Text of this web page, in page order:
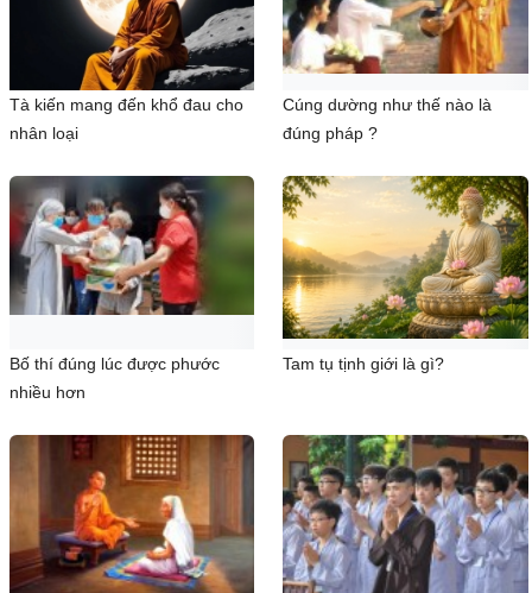
Tà kiến mang đến khổ đau cho
nhân loại
Cúng dường như thế nào là
đúng pháp ?
Bố thí đúng lúc được phước
nhiều hơn
Tam tụ tịnh giới là gì?